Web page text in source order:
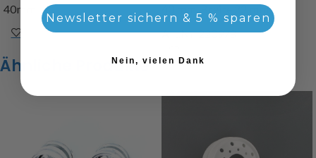
40mm
Art.Nr. 220630
40 mm, Breite 22 mm
Art.Nr. 220978
Ähnliche Produkte
Newsletter sichern & 5 % sparen
Nein, vielen Dank